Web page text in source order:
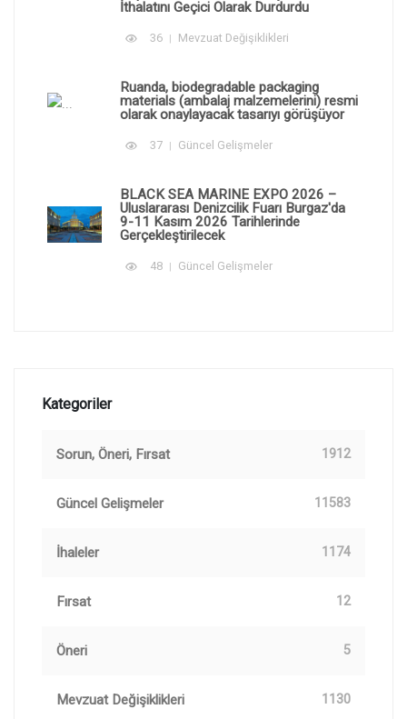
İthalatını Geçici Olarak Durdurdu
36 Mevzuat Değişiklikleri
Ruanda, biodegradable packaging
materials (ambalaj malzemelerini) resmi
olarak onaylayacak tasarıyı görüşüyor
37 Güncel Gelişmeler
BLACK SEA MARINE EXPO 2026 –
Uluslararası Denizcilik Fuarı Burgaz'da
9-11 Kasım 2026 Tarihlerinde
Gerçekleştirilecek
48 Güncel Gelişmeler
Kategoriler
Sorun, Öneri, Fırsat 1912
Güncel Gelişmeler 11583
İhaleler 1174
Fırsat 12
Öneri 5
Mevzuat Değişiklikleri 1130